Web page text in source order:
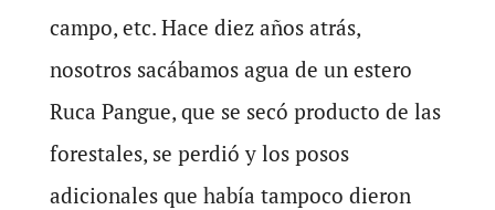
campo, etc. Hace diez años atrás,
nosotros sacábamos agua de un estero
Ruca Pangue, que se secó producto de las
forestales, se perdió y los posos
adicionales que había tampoco dieron